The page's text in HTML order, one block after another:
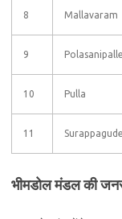
8 Mallavaram
9 Polasanipalle
10 Pulla
11
भीमडोल मंडल की